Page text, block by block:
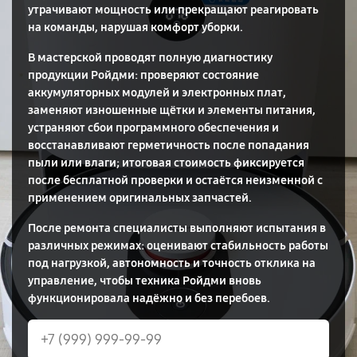
утрачивают мощность или прекращают реагировать
на команды, нарушая комфорт уборки.
В мастерской проводят полную диагностику
продукции Ройдми: проверяют состояние
аккумуляторных модулей и электронных плат,
заменяют изношенные щётки и элементы питания,
устраняют сбои программного обеспечения и
восстанавливают герметичность после попадания
пыли или влаги; итоговая стоимость фиксируется
после бесплатной проверки и остаётся неизменной с
применением оригинальных запчастей.
После ремонта специалисты выполняют испытания в
различных режимах: оценивают стабильность работы
под нагрузкой, автономность и точность отклика на
управление, чтобы техника Ройдми вновь
функционировала надёжно и без перебоев.